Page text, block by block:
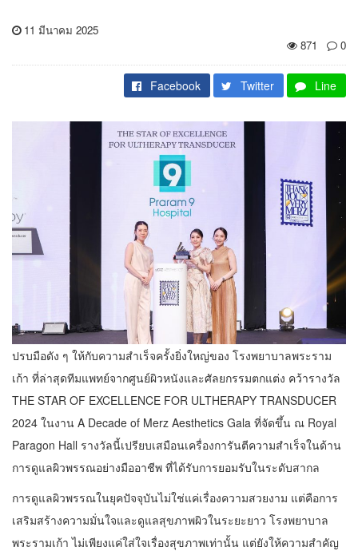
11 มีนาคม 2025
871
0
Facebook Twitter Line
ปรบมือดัง ๆ ให้กับความสำเร็จครั้งยิ่งใหญ่ของ โรงพยาบาลพระราม
เก้า ที่ล่าสุดทีมแพทย์จากศูนย์ผิวหนังและศัลยกรรมตกแต่ง คว้ารางวัล
THE STAR OF EXCELLENCE FOR ULTHERAPY TRANSDUCER
2024 ในงาน A Decade of Merz Aesthetics Gala ที่จัดขึ้น ณ Royal
Paragon Hall รางวัลนี้เปรียบเสมือนเครื่องการันตีความสำเร็จในด้าน
การดูแลผิวพรรณอย่างมืออาชีพ ที่ได้รับการยอมรับในระดับสากล
การดูแลผิวพรรณในยุคปัจจุบันไม่ใช่แค่เรื่องความสวยงาม แต่คือการ
เสริมสร้างความมั่นใจและดูแลสุขภาพผิวในระยะยาว โรงพยาบาล
พระรามเก้า ไม่เพียงแค่ใส่ใจเรื่องสุขภาพเท่านั้น แต่ยังให้ความสำคัญ